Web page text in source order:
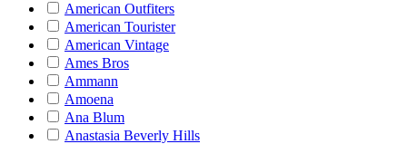
American Outfiters
American Tourister
American Vintage
Ames Bros
Ammann
Amoena
Ana Blum
Anastasia Beverly Hills